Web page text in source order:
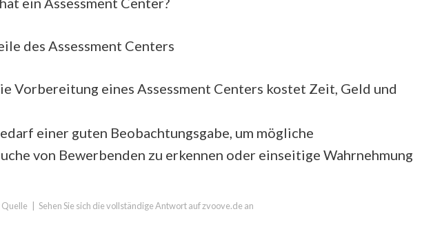
des Assessment Centers
Vorbereitung eines Assessment Centers kostet Zeit, Geld und
einer guten Beobachtungsgabe, um mögliche
von Bewerbenden zu erkennen oder einseitige Wahrnehmung
Sehen Sie sich die vollständige Antwort auf zvoove.de an